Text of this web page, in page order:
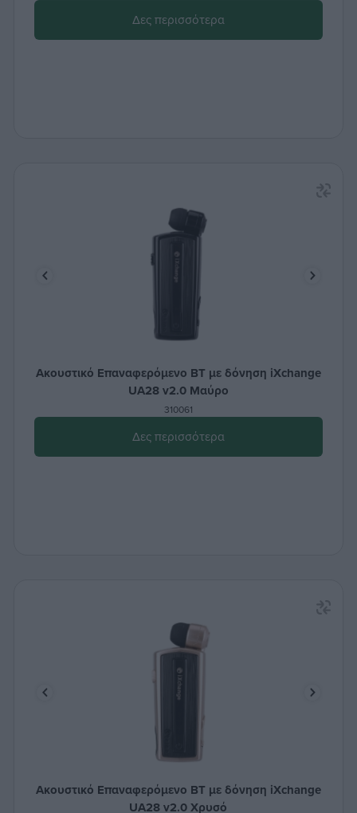
Δες περισσότερα
Ακουστικό Επαναφερόμενο BT με δόνηση iXchange
UA28 v2.0 Μαύρο
310061
Δες περισσότερα
Ακουστικό Επαναφερόμενο BT με δόνηση iXchange
UA28 v2.0 Χρυσό